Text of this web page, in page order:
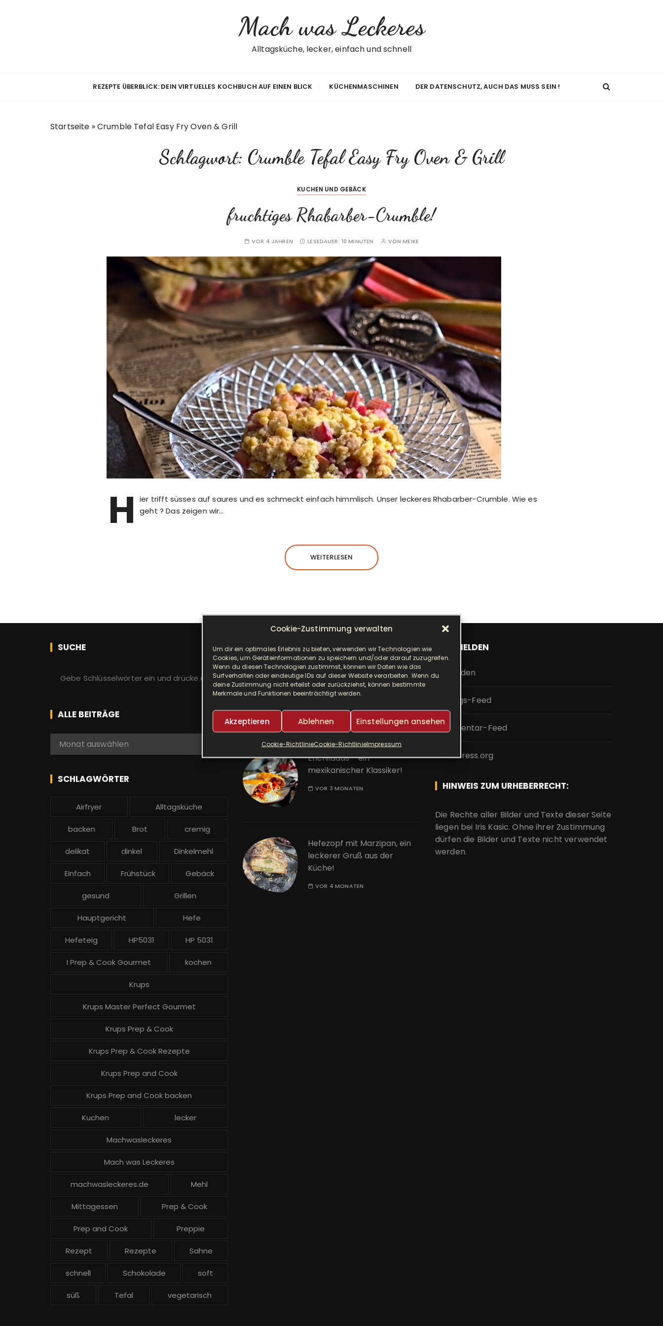
Cookie-Zustimmung verwalten
Um dir ein optimales Erlebnis zu bieten, verwenden wir Technologien wie
Cookies, um Geräteinformationen zu speichern und/oder darauf zuzugreifen.
Wenn du diesen Technologien zustimmst, können wir Daten wie das
Surfverhalten oder eindeutige IDs auf dieser Website verarbeiten. Wenn du
deine Zustimmung nicht erteilst oder zurückziehst, können bestimmte
Merkmale und Funktionen beeinträchtigt werden.
Akzeptieren Ablehnen Einstellungen ansehen
Cookie-RichtlinieCookie-RichtlinieImpressum
Mach was Leckeres
Alltagsküche, lecker, einfach und schnell
REZEPTE ÜBERBLICK: DEIN VIRTUELLES KOCHBUCH AUF EINEN BLICK KÜCHENMASCHINEN DER DATENSCHUTZ, AUCH DAS MUSS SEIN !
Startseite »Crumble Tefal Easy Fry Oven & Grill
Schlagwort: Crumble Tefal Easy Fry Oven & Grill
KUCHEN UND GEBÄCK
fruchtiges Rhabarber-Crumble!
VOR 4 JAHREN LESEDAUER: 10 MINUTEN VONMEIKE
H
ier trifft süsses auf saures und es schmeckt einfach himmlisch. Unser leckeres Rhabarber-Crumble. Wie es
geht ? Das zeigen wir…
WEITERLESEN
SUCHE
h
e
n
c
:
ALLE BEITRÄGE
e
Monat auswählen
SCHLAGWÖRTER
Airfryer Alltagsküche
backen Brot cremig
delikat dinkel Dinkelmehl
Einfach Frühstück Gebäck
gesund Grillen
Hauptgericht Hefe
Hefeteig HP5031 HP 5031
I Prep & Cook Gourmet kochen
Krups
Krups Master Perfect Gourmet
Krups Prep & Cook
Krups Prep & Cook Rezepte
Krups Prep and Cook
Krups Prep and Cook backen
Kuchen lecker
Machwasleckeres
Mach was Leckeres
machwasleckeres.de Mehl
Mittagessen Prep & Cook
Prep and Cook Preppie
Rezept Rezepte Sahne
schnell Schokolade soft
süß Tefal vegetarisch
NEUESTE BEITRÄGE
Djuvec als Risotto! So ein
leckerer One Pot!
Enchiladas – ein
mexikanischer Klassiker!
VOR 3 MONATEN
Hefezopf mit Marzipan, ein
leckerer Gruß aus der
Küche!
VOR 4 MONATEN
ANMELDEN
Anmelden
Eintrags-Feed
Kommentar-Feed
WordPress.org
HINWEIS ZUM URHEBERRECHT:
Die Rechte aller Bilder und Texte dieser Seite
liegen bei Iris Kasic. Ohne ihrer Zustimmung
dürfen die Bilder und Texte nicht verwendet
werden.